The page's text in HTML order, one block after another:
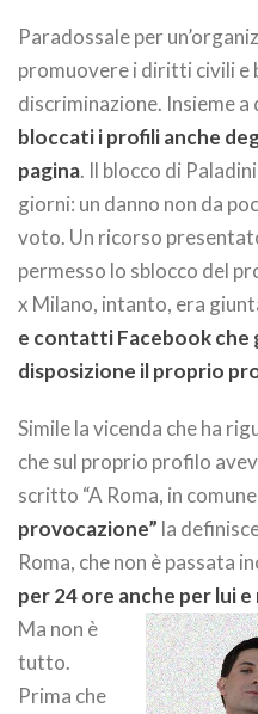
Paradossale per
promuovere i diritti civili
discriminazione. Insieme
bloccati i profili anche
pagina. Il blocco di
giorni: un danno non da
voto. Un ricorso
permesso lo sblocco del
x Milano, intanto, era
e contatti Facebook che
disposizione il proprio
Simile la vicenda che ha
che sul proprio profilo
scritto “A Roma, in
provocazione” la
Roma, che non è passata
per 24 ore anche per lui
Ma non è
tutto.
Prima che